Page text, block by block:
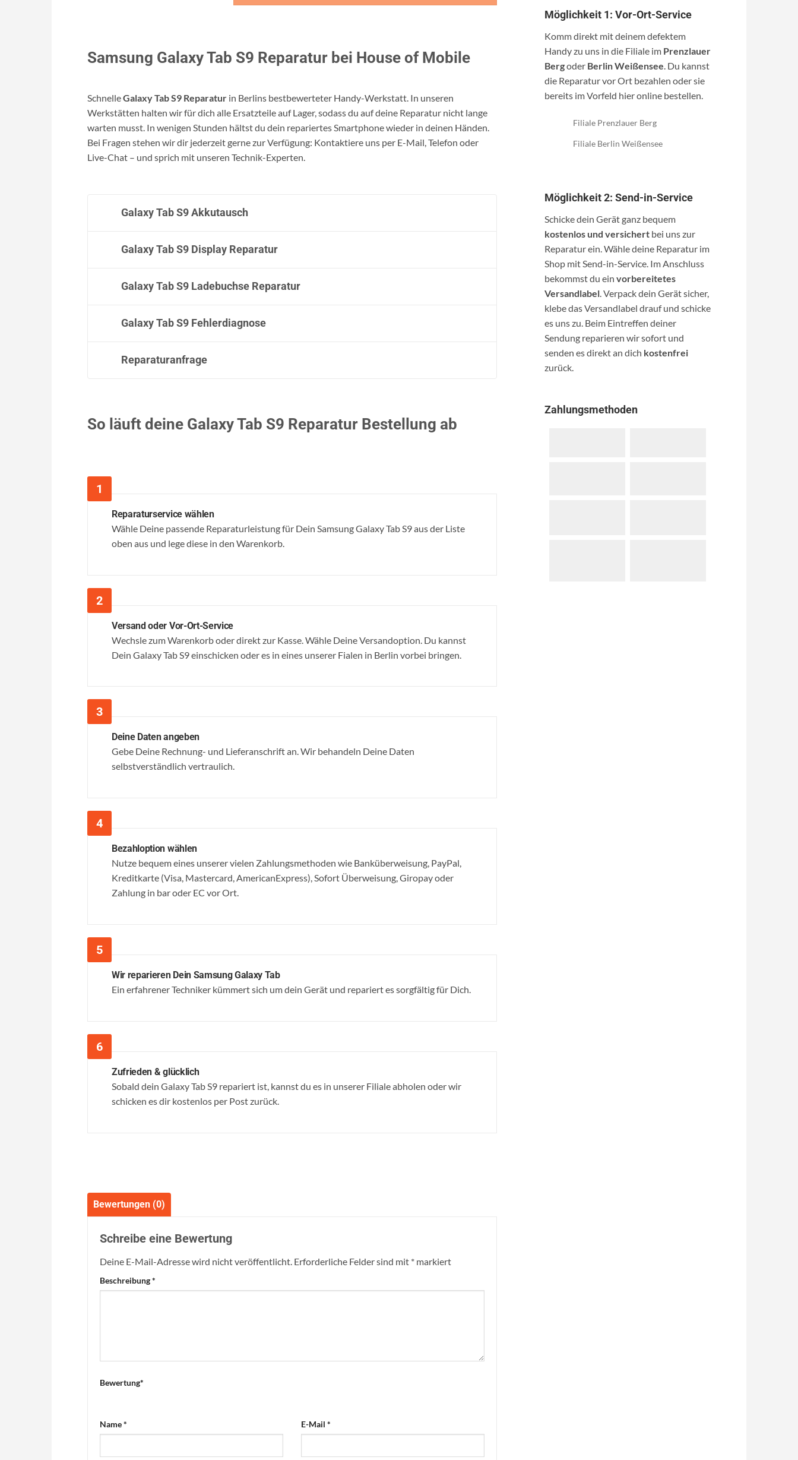
Samsung Galaxy Tab S9 Reparatur bei House of Mobile
SchnelleGalaxy Tab S9 Reparatur in Berlins bestbewerteter Handy-Werkstatt. In unseren
Werkstätten halten wir für dich alle Ersatzteile auf Lager, sodass du auf deine Reparatur nicht lange
warten musst. In wenigen Stunden hältst du dein repariertes Smartphone wieder in deinen Händen.
Bei Fragen stehen wir dir jederzeit gerne zur Verfügung: Kontaktiere uns per E-Mail, Telefon oder
Live-Chat – und sprich mit unseren Technik-Experten.
Galaxy Tab S9 Akkutausch
Galaxy Tab S9 Display Reparatur
Galaxy Tab S9 Ladebuchse Reparatur
Galaxy Tab S9 Fehlerdiagnose
Reparaturanfrage
So läuft deine Galaxy Tab S9 Reparatur Bestellung ab
Reparaturservice wählen
Wähle Deine passende Reparaturleistung für Dein Samsung Galaxy Tab S9 aus der Liste
oben aus und lege diese in den Warenkorb.
Versand oder Vor-Ort-Service
Wechsle zum Warenkorb oder direkt zur Kasse. Wähle Deine Versandoption. Du kannst
Dein Galaxy Tab S9 einschicken oder es in eines unserer Fialen in Berlin vorbei bringen.
Deine Daten angeben
Gebe Deine Rechnung- und Lieferanschrift an. Wir behandeln Deine Daten
selbstverständlich vertraulich.
Bezahloption wählen
Nutze bequem eines unserer vielen Zahlungsmethoden wie Banküberweisung, PayPal,
Kreditkarte (Visa, Mastercard, AmericanExpress), Sofort Überweisung, Giropay oder
Zahlung in bar oder EC vor Ort.
Wir reparieren Dein Samsung Galaxy Tab
Ein erfahrener Techniker kümmert sich um dein Gerät und repariert es sorgfältig für Dich.
Zufrieden & glücklich
Sobald dein Galaxy Tab S9 repariert ist, kannst du es in unserer Filiale abholen oder wir
schicken es dir kostenlos per Post zurück.
Bewertungen (0)
Schreibe eine Bewertung
Deine E-Mail-Adresse wird nicht veröffentlicht. Erforderliche Felder sind mit * markiert
Beschreibung*
Bewertung*
Name* E-Mail *
Möglichkeit 1: Vor-Ort-Service
Komm direkt mit deinem defektem
Handy zu uns in die Filiale im Prenzlauer
Bergoder Berlin Weißensee . Du kannst
die Reparatur vor Ort bezahlen oder sie
bereits im Vorfeld hier online bestellen.
Filiale Prenzlauer Berg
Filiale Berlin Weißensee
Möglichkeit 2: Send-in-Service
Schicke dein Gerät ganz bequem
kostenlos und versichert bei uns zur
Reparatur ein. Wähle deine Reparatur im
Shop mit Send-in-Service. Im Anschluss
bekommst du ein vorbereitetes
Versandlabel . Verpack dein Gerät sicher,
klebe das Versandlabel drauf und schicke
es uns zu. Beim Eintreffen deiner
Sendung reparieren wir sofort und
senden es direkt an dich kostenfrei
zurück.
Zahlungsmethoden